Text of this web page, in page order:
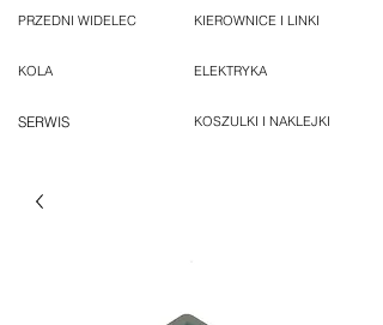
PRZEDNI WIDELEC
KOLA
SERWIS
KIEROWNICE I LINKI
ELEKTRYKA
KOSZULKI I NAKLEJKI